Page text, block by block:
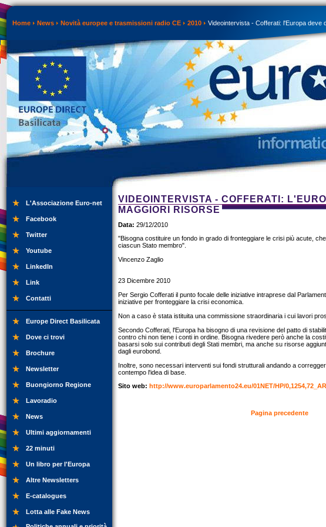
Home News Novità europee e trasmissioni radio CE 2010 Videointervista - Cofferati: l'Europa deve
L'Associazione Euro-net
Facebook
Twitter
Youtube
LinkedIn
Link
Contatti
Europe Direct Basilicata
Dove ci trovi
Brochure
Newsletter
Buongiorno Regione
Lavoradio
News
Ultimi aggiornamenti
22 minuti
Un libro per l'Europa
Altre Newsletters
E-catalogues
Lotta alle Fake News
VIDEOINTERVISTA - COFFERATI:
MAGGIORI RISORSE
Data: 29/12/2010
"Bisogna costituire un fondo in grado di fronteggiare le crisi più acute,
ciascun Stato membro".
Vincenzo Zaglio
23 Dicembre 2010
Per Sergio Cofferati il punto focale delle iniziative intraprese dal
iniziative per fronteggiare la crisi economica.
Non a caso è stata istituita una commissione straordinaria i cui lavori
Secondo Cofferati, l'Europa ha bisogno di una revisione del patto di
contro chi non tiene i conti in ordine. Bisogna rivedere però anche la
basarsi solo sui contributi degli Stati membri, ma anche su risorse
dagli eurobond.
Inoltre, sono necessari interventi sui fondi strutturali andando a
contempo l'idea di base.
Sito web: http://www.europarlamento24.eu/01NET/HP/
Pagina precedente